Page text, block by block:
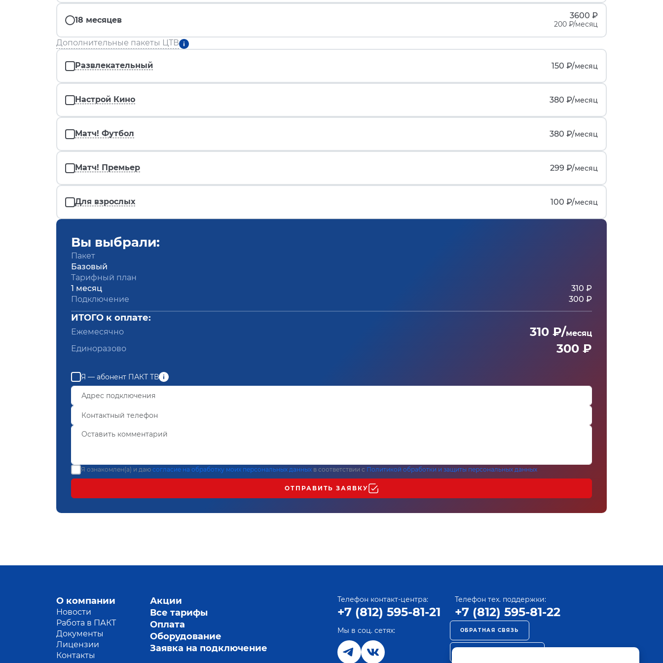
18 месяцев 3600 ₽
200 ₽/месяц
Дополнительные пакеты ЦТВ
Развлекательный 150 ₽/месяц
Настрой Кино 380 ₽/месяц
Матч! Футбол 380 ₽/месяц
Матч! Премьер 299 ₽/месяц
Для взрослых 100 ₽/месяц
Вы выбрали:
Пакет
Базовый
Тарифный план
1 месяц
310 ₽
Подключение
300 ₽
ИТОГО к оплате:
Ежемесячно 310 ₽/месяц
Единоразово
300 ₽
Я — абонент ПАКТ ТВ
Я ознакомлен(а) и даю согласие на обработку моих персональных данных в соответствии с Политикой обработки и защиты персональных данных
ОТПРАВИТЬ ЗАЯВКУ
О компании
Новости
Работа в ПАКТ
Документы
Лицензии
Контакты
Акции
Все тарифы
Оплата
Оборудование
Заявка на подключение
Телефон контакт-центра:
+7 (812) 595-81-21
Телефон тех. поддержки:
+7 (812) 595-81-22
Мы в соц. сетях: ОБРАТНАЯ СВЯЗЬ